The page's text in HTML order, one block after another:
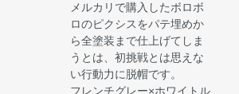
メルカリで購入したボロボ
ロのピクシスをパテ埋めか
ら全塗装まで仕上げてしま
うとは、初挑戦とは思えな
い行動力に脱帽です。
フレンチグレー×ホワイトル